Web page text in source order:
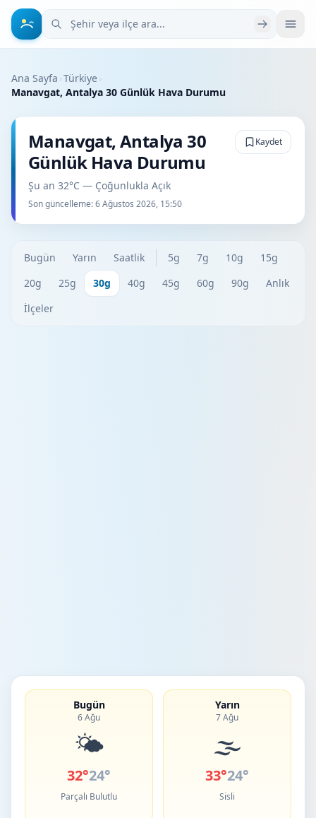
Şehir veya ilçe ara
Ana Sayfa ›Türkiye›
Manavgat, Antalya 30 Günlük Hava Durumu
Manavgat, Antalya 30
Günlük Hava Durumu
Şu an 32°C — Çoğunlukla Açık
Son güncelleme:6 Ağustos 2026, 15:50
Kaydet
Bugün Yarın Saatlik 5g 7g 10g
15g
20g
25g 30g 40g 45g 60g 90g
Anlık
İlçeler
Bugün
6 Ağu
🌤️
32°24°
Parçalı Bulutlu
Yarın
7 Ağu
🌫️
33°24°
Sisli